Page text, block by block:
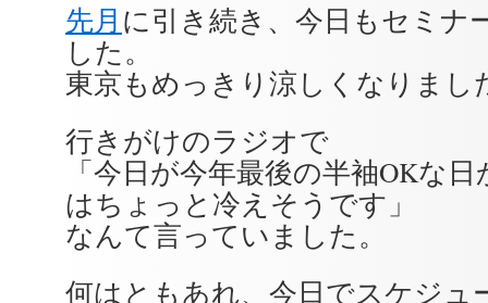
先月 に引き続き、今日もセミナ
した。
東京もめっきり涼しくなりまし
行きがけのラジオで
「今日が今年最後の半袖OKな
はちょっと冷えそうです」
なんて言っていました。
何はともあれ、今日でスケジュ